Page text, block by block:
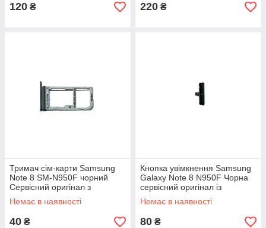
120 ₴ 220 ₴
Тримач сім-карти Samsung
Note 8 SM-N950F чорний
Сервісний оригінал з
розбирання
Немає в наявності
40 ₴
Кнопка увімкнення Samsung
Galaxy Note 8 N950F Чорна
сервісний оригінал із
розбирання
Немає в наявності
80 ₴